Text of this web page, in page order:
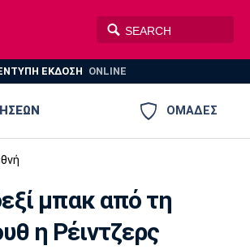
ΕΚΔΟΣΗ ONLINE
ΟΜΑΔΕΣ
ΠΟΛΟ
1
2
Αγώνες
ΑΕΚ ΠΑΟΚ
μπακ από τη
η Ρέιντζερς